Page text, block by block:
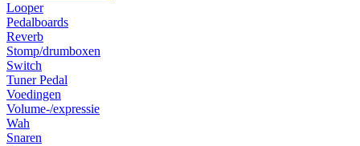
Looper
Pedalboards
Reverb
Stomp/drumboxen
Switch
Tuner Pedal
Voedingen
Volume-/expressie
Wah
Snaren